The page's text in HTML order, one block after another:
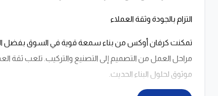
التزام بالجودة وثقة العملاء
تمكنت كرفان أوكس من بناء سمعة قوية في السوق بفضل
مراحل العمل من التصميم إلى التصنيع والتركيب. تلعب ثقة
موثوق لحلول البناء الحديث.